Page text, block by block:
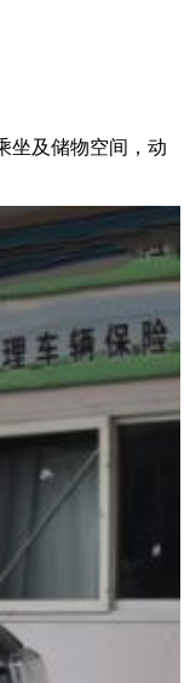
坐及储物空间，动